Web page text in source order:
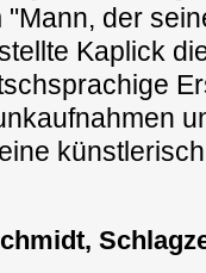
der
Kaplick